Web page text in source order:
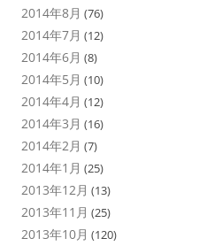
2014年8月 (76)
2014年7月 (12)
2014年6月 (8)
2014年5月 (10)
2014年4月 (12)
2014年3月 (16)
2014年2月 (7)
2014年1月 (25)
2013年12月 (13)
2013年11月 (25)
2013年10月 (120)